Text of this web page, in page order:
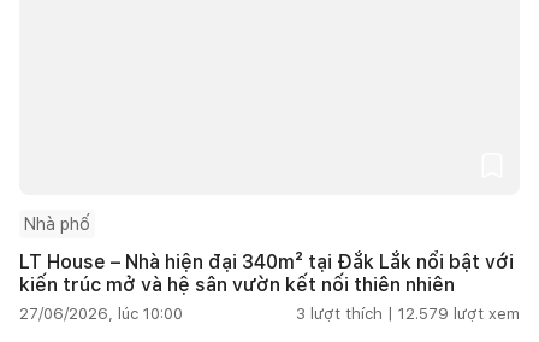
Nhà phố
LT House – Nhà hiện đại 340m² tại Đắk Lắk nổi bật với
kiến trúc mở và hệ sân vườn kết nối thiên nhiên
27/06/2026, lúc 10:00 3 lượt thích | 12.579 lượt xem